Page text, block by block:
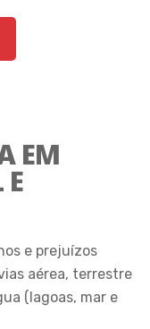
EM
e prejuízos
aérea, terrestre
(lagoas, mar e